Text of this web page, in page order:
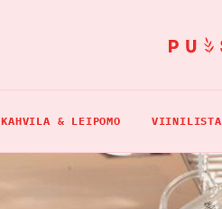
KAHVILA & LEIPOMO VIINILISTA